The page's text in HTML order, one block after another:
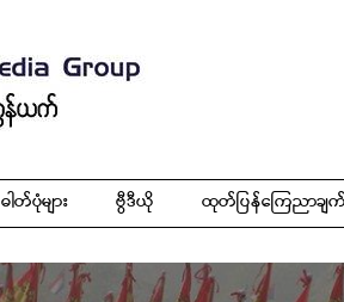
ဓါတ်ပုံများ ဗွီဒီယို ထုတ်ပြန်ကြေညာချက်